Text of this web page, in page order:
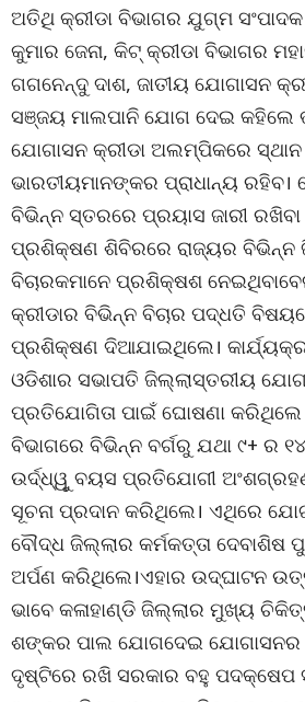
ଅତିଥି କ୍ରୀଡା ବିଭାଗର ଯୁଗ୍ମ
କୁମାର ଜେନା, କିଟ୍ କ୍ରୀଡା ବିଭାଗର
ଗଗନେନ୍ଦୁ ଦାଶ, ଜାତୀୟ ଯୋଗାସନ
ସଞ୍ଜୟ ମାଲପାନି ଯୋଗ ଦେଇ
ଯୋଗାସନ କ୍ରୀଡା ଅଲମ୍ପିକରେ ସ୍ଥାନ
ଭାରତୀୟମାନଙ୍କର ପ୍ରାଧାନ୍ୟ ରହିବ।
ବିଭିନ୍ନ ସ୍ତରରେ ପ୍ରୟାସ ଜାରୀ
ପ୍ରଶିକ୍ଷଣ ଶିବିରରେ ରାଜ୍ୟର ବିଭିନ୍ନ
ବିଚାରକମାନେ ପ୍ରଶିକ୍ଷଶ
କ୍ରୀଡାର ବିଭିନ୍ନ ବିଚାର ପଦ୍ଧତି
ପ୍ରଶିକ୍ଷଣ ଦିଆଯାଇଥିଲେ।
ଓଡିଶାର ସଭାପତି ଜିଲ୍ଲାସ୍ତରୀୟ
ପ୍ରତିଯୋଗିତା ପାଇଁ ଘୋଷଣା କରିଥିଲେ
ବିଭାଗରେ ବିଭିନ୍ନ ବର୍ଗରୁ ଯଥା ୯+ ର
ଉର୍ଦ୍ଧ୍ୱୁ ବୟସ ପ୍ରତିଯୋଗୀ
ସୂଚନା ପ୍ରଦାନ କରିଥିଲେ। ଏଥିରେ
ବୌଦ୍ଧ ଜିଲ୍ଲାର କର୍ମକତ୍‌ତା ଦେବାଶିଷ
ଅର୍ପଣ କରିଥିଲେ।ଏହାର ଉଦ୍‌ଘାଟନ
ଭାବେ କଳାହାଣ୍ଡି ଜିଲ୍ଲାର ମୁଖ୍ୟ
ଶଙ୍କର ପାଲ ଯୋଗଦେଇ
ଦୃଷ୍ଟିରେ ରଖି ସରକାର ବହୁ ପଦକ୍ଷେପ